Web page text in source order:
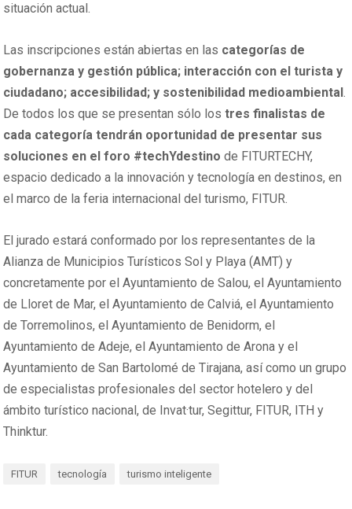
situación actual.
Las inscripciones están abiertas en las categorías de
gobernanza y gestión pública; interacción con el turista y
ciudadano; accesibilidad; y sostenibilidad medioambiental.
De todos los que se presentan sólo lostres finalistas de
cada categoría tendrán oportunidad de presentar sus
soluciones en el foro #techYdestino de FITURTECHY,
espacio dedicado a la innovación y tecnología en destinos, en
el marco de la feria internacional del turismo, FITUR.
El jurado estará conformado por los representantes de la
Alianza de Municipios Turísticos Sol y Playa (AMT) y
concretamente por el Ayuntamiento de Salou, el Ayuntamiento
de Lloret de Mar, el Ayuntamiento de Calviá, el Ayuntamiento
de Torremolinos, el Ayuntamiento de Benidorm, el
Ayuntamiento de Adeje, el Ayuntamiento de Arona y el
Ayuntamiento de San Bartolomé de Tirajana, así como un grupo
de especialistas profesionales del sector hotelero y del
ámbito turístico nacional, de Invat·tur, Segittur, FITUR, ITH y
Thinktur.
FITUR tecnología turismo inteligente